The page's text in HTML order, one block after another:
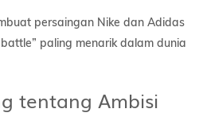
persaingan Nike dan Adidas
paling menarik dalam dunia
tentang Ambisi